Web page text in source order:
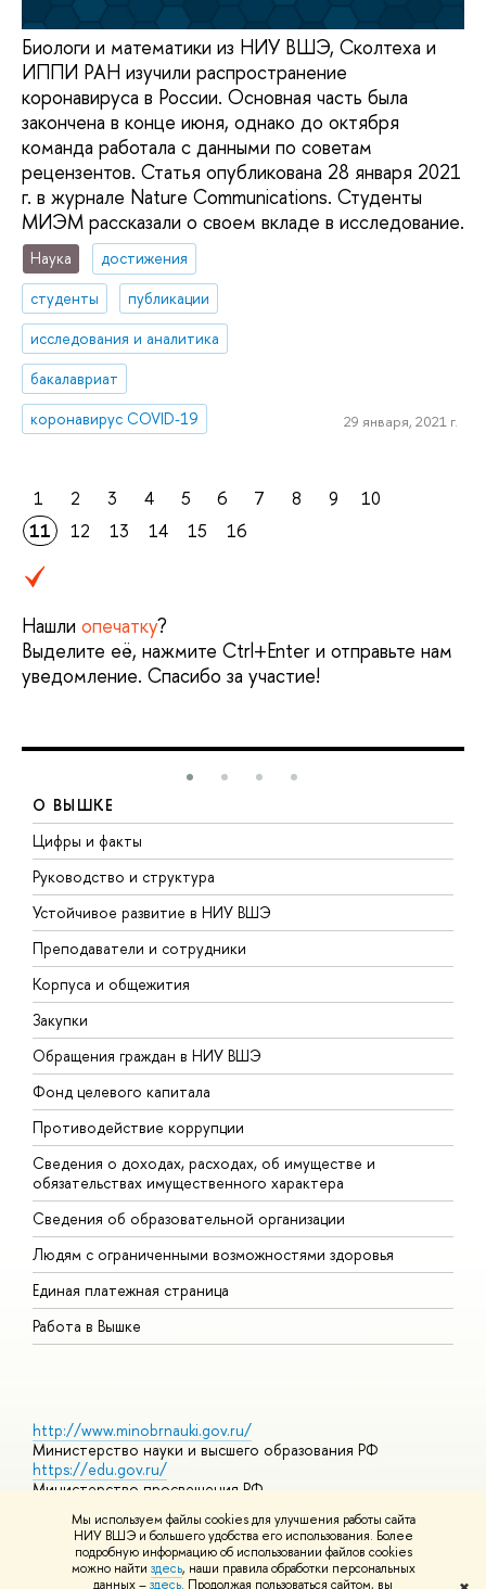
Мы используем файлы cookies для улучшения работы сайта
НИУ ВШЭ и большего удобства его использования. Более
подробную информацию об использовании файлов cookies
можно найти здесь, наши правила обработки персональных
данных –здесь. Продолжая пользоваться сайтом, вы
Биологи и математики из НИУ ВШЭ, Сколтеха и
ИППИ РАН изучили распространение
коронавируса в России. Основная часть была
закончена в конце июня, однако до октября
команда работала с данными по советам
рецензентов. Статья опубликована 28 января 2021
г. в журнале Nature Communications. Студенты
МИЭМ рассказали о своем вкладе в исследование.
Наука
достижения
студенты
публикации
исследования и аналитика
бакалавриат
коронавирус COVID-19
29 января, 2021 г.
1 2 3 4 5 6 7 8 9
10
11
12 13 14 15 16
Нашли опечатку?
Выделите её, нажмите Ctrl+Enter и отправьте нам
уведомление. Спасибо за участие!
О ВЫШКЕ
Цифры и факты
Руководство и структура
Устойчивое развитие в НИУ ВШЭ
Преподаватели и сотрудники
Корпуса и общежития
Закупки
Обращения граждан в НИУ ВШЭ
Фонд целевого капитала
Противодействие коррупции
Сведения о доходах, расходах, об имуществе и
обязательствах имущественного характера
Сведения об образовательной организации
Людям с ограниченными возможностями здоровья
Единая платежная страница
Работа в Вышке
http://www.minobrnauki.gov.ru/
Министерство науки и высшего образования РФ
https://edu.gov.ru/
Министерство просвещения РФ
https://elearning.hse.ru/mooc
Массовые открытые онлайн-курсы